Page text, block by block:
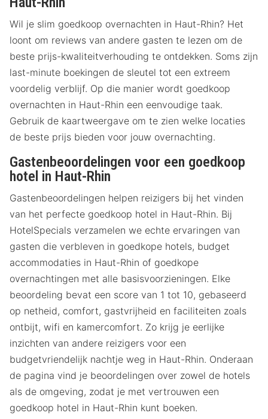
Wil je slim goedkoop overnachten in Haut-Rhin? Het
loont om reviews van andere gasten te lezen om de
beste prijs-kwaliteitverhouding te ontdekken. Soms zijn
last-minute boekingen de sleutel tot een extreem
voordelig verblijf. Op die manier wordt goedkoop
overnachten in Haut-Rhin een eenvoudige taak.
Gebruik de kaartweergave om te zien welke locaties
de beste prijs bieden voor jouw overnachting.
Gastenbeoordelingen voor een goedkoop
hotel in Haut-Rhin
Gastenbeoordelingen helpen reizigers bij het vinden
van het perfecte goedkoop hotel in Haut-Rhin. Bij
HotelSpecials verzamelen we echte ervaringen van
gasten die verbleven in goedkope hotels, budget
accommodaties in Haut-Rhin of goedkope
overnachtingen met alle basisvoorzieningen. Elke
beoordeling bevat een score van 1 tot 10, gebaseerd
op netheid, comfort, gastvrijheid en faciliteiten zoals
ontbijt, wifi en kamercomfort. Zo krijg je eerlijke
inzichten van andere reizigers voor een
budgetvriendelijk nachtje weg in Haut-Rhin. Onderaan
de pagina vind je beoordelingen over zowel de hotels
als de omgeving, zodat je met vertrouwen een
goedkoop hotel in Haut-Rhin kunt boeken.